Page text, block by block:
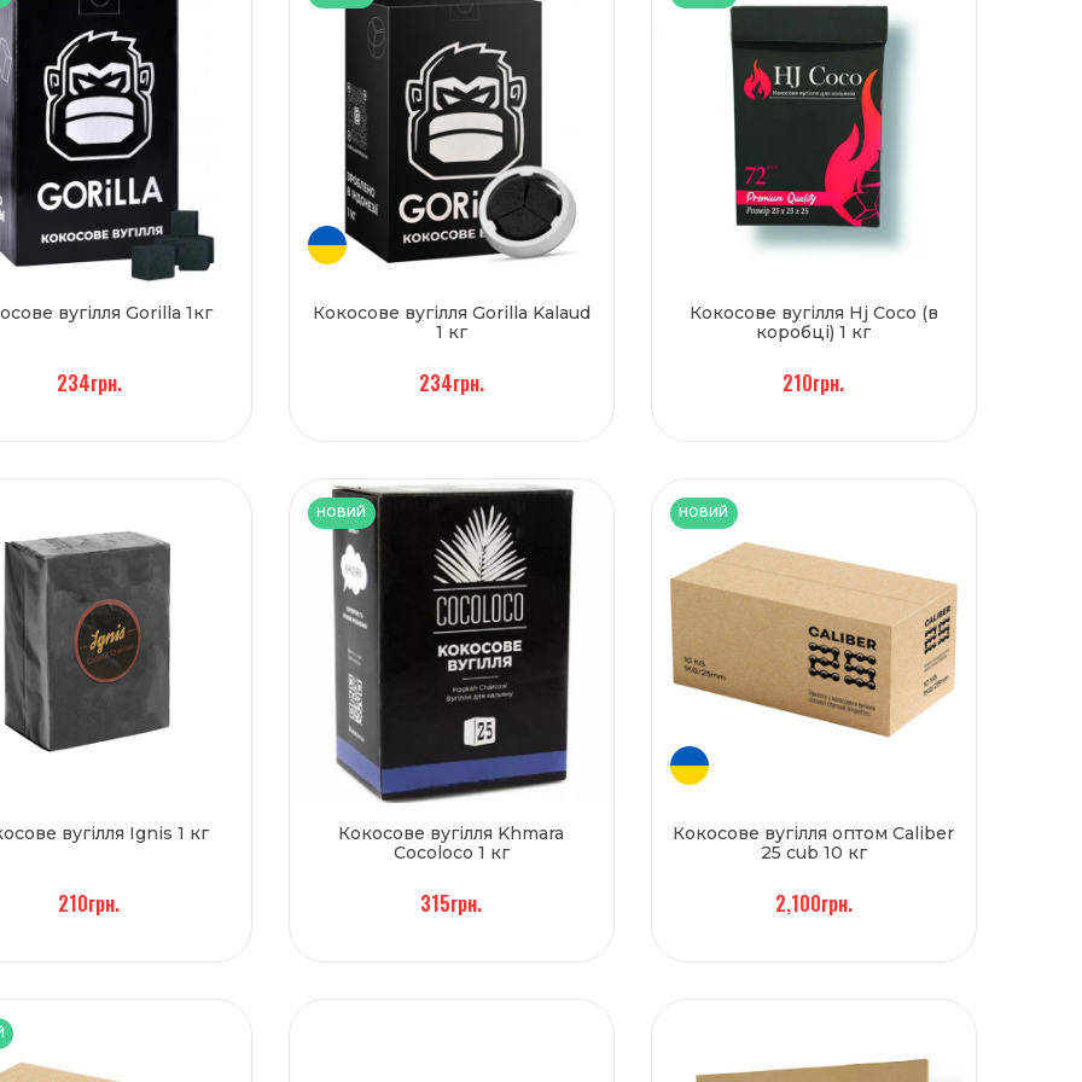
вугілля Gorilla 1кг
234грн.
Кокосове вугілля Gorilla Kalaud
1 кг
234грн.
Кокосове вугілля Hj Coco (в
коробці) 1 кг
210грн.
вугілля Ignis 1 кг
210грн.
НОВИЙ
Кокосове вугілля Khmara
Cocoloco 1 кг
315грн.
НОВИЙ
Кокосове вугілля оптом Caliber
25 cub 10 кг
2,100грн.